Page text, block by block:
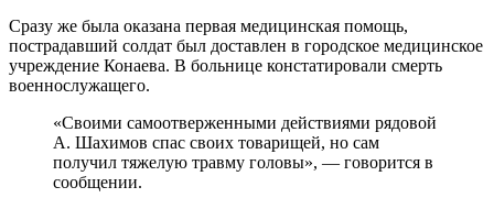
Сразу же была оказана первая медицинская помощь,
пострадавший солдат был доставлен в городское медицинское
учреждение Конаева. В больнице констатировали смерть
военнослужащего.
«Своими самоотверженными действиями рядовой
А. Шахимов спас своих товарищей, но сам
получил тяжелую травму головы», — говорится в
сообщении.